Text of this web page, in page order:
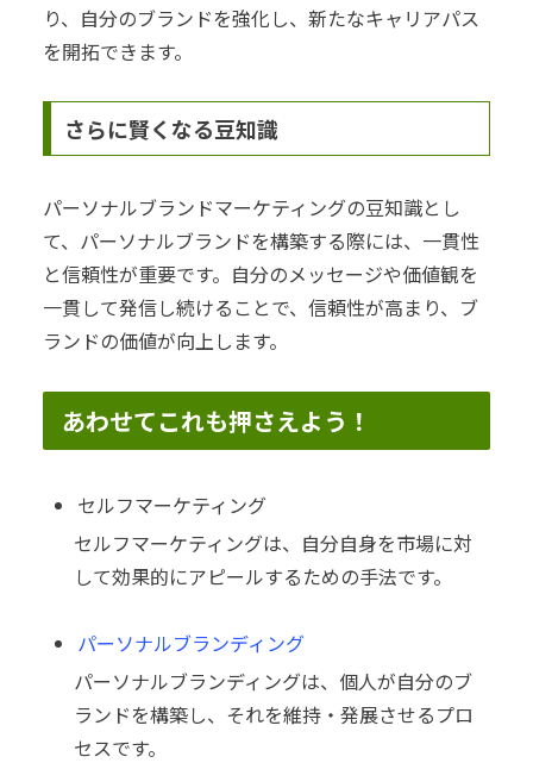
り、自分のブランドを強化し、新たなキャリアパス
を開拓できます。
さらに賢くなる豆知識
パーソナルブランドマーケティングの豆知識とし
て、パーソナルブランドを構築する際には、一貫性
と信頼性が重要です。自分のメッセージや価値観を
一貫して発信し続けることで、信頼性が高まり、ブ
ランドの価値が向上します。
あわせてこれも押さえよう！
セルフマーケティング
セルフマーケティングは、自分自身を市場に対
して効果的にアピールするための手法です。
パーソナルブランディング
パーソナルブランディングは、個人が自分のブ
ランドを構築し、それを維持・発展させるプロ
セスです。